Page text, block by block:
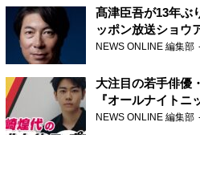
髙津臣吾が13年ぶ
ッポン放送ショウ
ー』
NEWS ONLINE 編集部
大注目の若手俳優
『オールナイトニ
0(ZERO)』に初登
NEWS ONLINE 編集部